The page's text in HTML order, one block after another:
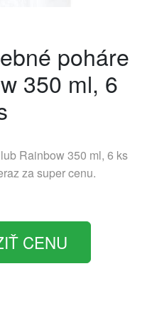
poháre
350 ml, 6
Rainbow 350 ml, 6 ks
za super cenu.
CENU